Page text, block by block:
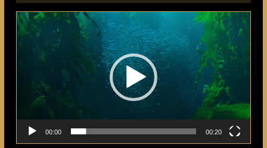
Reprodutor
de
00:00 00:20